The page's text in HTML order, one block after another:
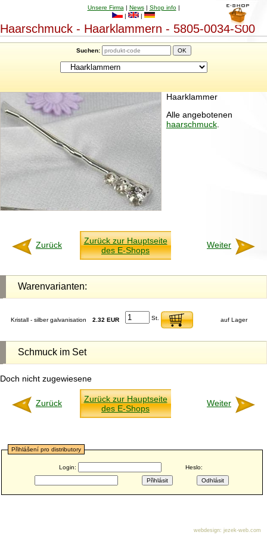
Unsere Firma | News| Shop info|
|
|
Haarschmuck - Haarklammern - 5805-0034-S00
Suchen:
Haarklammer
Alle angebotenen
haarschmuck.
Zurück
Zurück zur Hauptseite
des E-Shops
Weiter
Warenvarianten:
Kristall - silber galvanisation 2.32 EUR St. auf Lager
Schmuck im Set
Doch nicht zugewiesene
Zurück
Zurück zur Hauptseite
des E-Shops
Weiter
Přihlášení pro distributory
Login: Heslo:
webdesign: jezek-web.com